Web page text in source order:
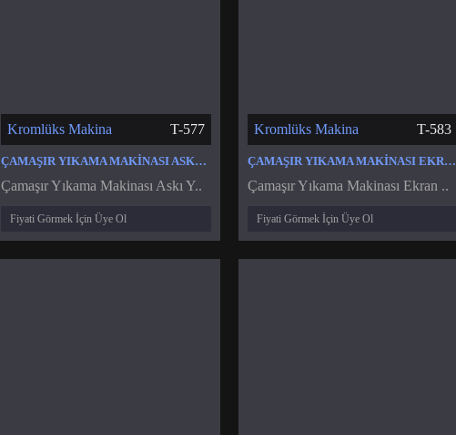
Kromlüks Makina T-577
ÇAMAŞIR YIKAMA MAKINASI ASKI YAY KAZAN YAYI
Çamaşır Yıkama Makinası Askı Y..
Fiyati Görmek İçin Üye Ol
Kromlüks Makina T-583
ÇAMAŞIR YIKAMA MAKINASI EKRAN KARTI PROGRAM KARTI MODÜL TAKIMI
Çamaşır Yıkama Makinası Ekran ..
Fiyati Görmek İçin Üye Ol